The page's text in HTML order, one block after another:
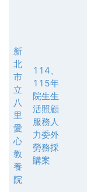
新
北
市
立
八
里
愛
心
教
養
院
114、
115年
院生生
活照顧
服務人
力委外
勞務採
購案